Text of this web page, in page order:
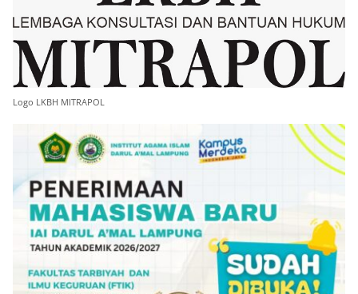
Logo LKBH MITRAPOL